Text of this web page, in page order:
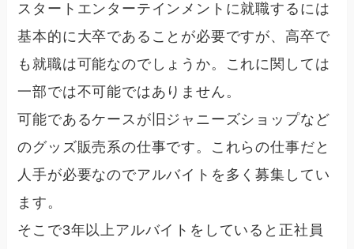
スタートエンターテインメントに就職するには
基本的に大卒であることが必要ですが、高卒で
も就職は可能なのでしょうか。これに関しては
一部では不可能ではありません。
可能であるケースが旧ジャニーズショップなど
のグッズ販売系の仕事です。これらの仕事だと
人手が必要なのでアルバイトを多く募集してい
ます。
そこで3年以上アルバイトをしていると正社員